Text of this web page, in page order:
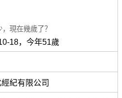
現在幾歲了？
18，今年51歲
紀有限公司